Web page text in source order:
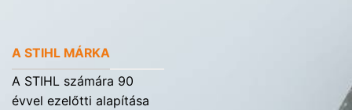
A STIHL MÁRKA
A STIHL számára 90
évvel ezelőtti alapítása